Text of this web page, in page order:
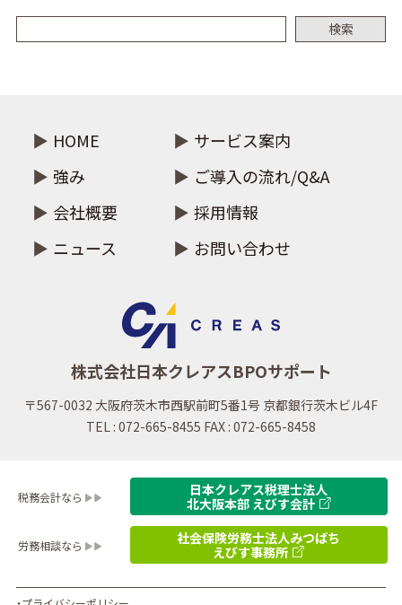
検索
HOME
サービス案内
強み
ご導入の流れ/Q&A
会社概要
採用情報
ニュース
お問い合わせ
株式会社日本クレアスBPOサポート
〒567-0032 大阪府茨木市西駅前町5番1号 京都銀行茨木ビル4F
TEL : 072-665-8455 FAX : 072-665-8458
税務会計なら
日本クレアス税理士法人
北大阪本部 えびす会計
労務相談なら
社会保険労務士法人みつばち
えびす事務所